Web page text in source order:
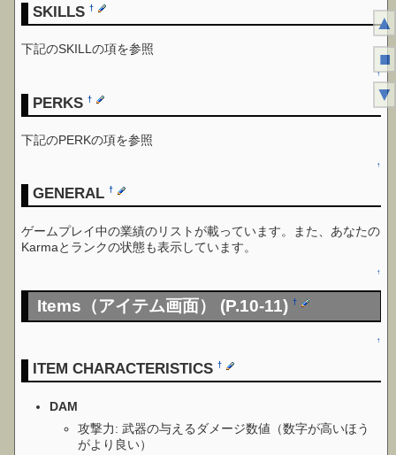
SKILLS†
下記のSKILLの項を参照
↑
PERKS†
下記のPERKの項を参照
↑
GENERAL†
ゲームプレイ中の業績のリストが載っています。また、あなたの
Karmaとランクの状態も表示しています。
↑
Items（アイテム画面） (P.10-11)†
↑
ITEM CHARACTERISTICS†
DAM
攻撃力: 武器の与えるダメージ数値（数字が高いほう
がより良い）
▲
■
▼